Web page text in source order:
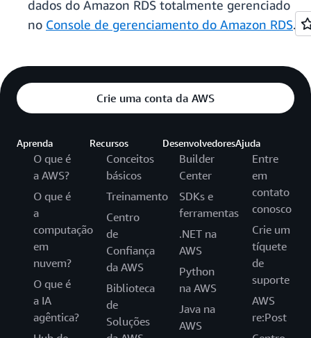
dados do Amazon RDS totalmente gerenciado
no Console de gerenciamento do Amazon RDS.
Crie uma conta da AWS
Aprenda
O que é
a AWS?
O que é
a
computação
em
nuvem?
O que é
a IA
agêntica?
Recursos
Conceitos
básicos
Treinamento
Centro
de
Confiança
da AWS
Biblioteca
de
Soluções
Desenvolvedores
Builder
Center
SDKs e
ferramentas
.NET na
AWS
Python
na AWS
Java na
AWS
Ajuda
Entre
em
contato
conosco
Crie um
tíquete
de
suporte
AWS
re:Post